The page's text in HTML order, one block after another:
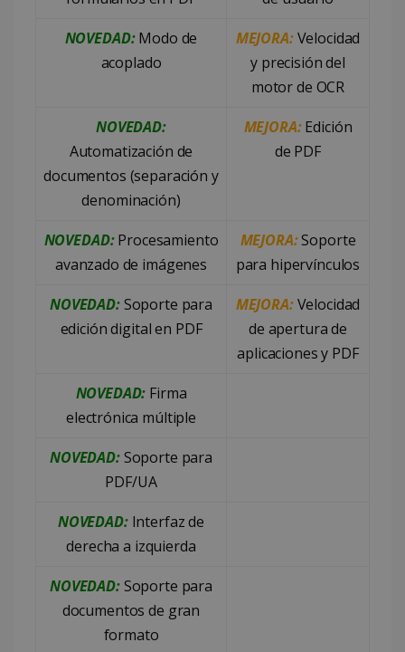
NOVEDAD:Modo de
acoplado
MEJORA:Velocidad
y precisión del
motor de OCR
NOVEDAD:
Automatización de
documentos (separación y
denominación)
MEJORA:Edición
de PDF
NOVEDAD:Procesamiento
avanzado de imágenes
MEJORA:Soporte
para hipervínculos
NOVEDAD:Soporte para
edición digital en PDF
MEJORA:Velocidad
de apertura de
aplicaciones y PDF
NOVEDAD: Firma
electrónica múltiple
NOVEDAD:Soporte para
PDF/UA
NOVEDAD:Interfaz de
derecha a izquierda
NOVEDAD:Soporte para
documentos de gran
formato